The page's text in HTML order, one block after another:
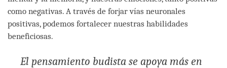
como negativas. A través de forjar vías neuronales
positivas, podemos fortalecer nuestras habilidades
beneficiosas.
El pensamiento budista se apoya más en